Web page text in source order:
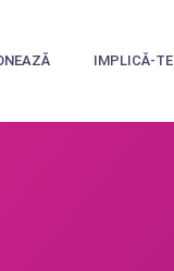
IMPLICĂ-TE